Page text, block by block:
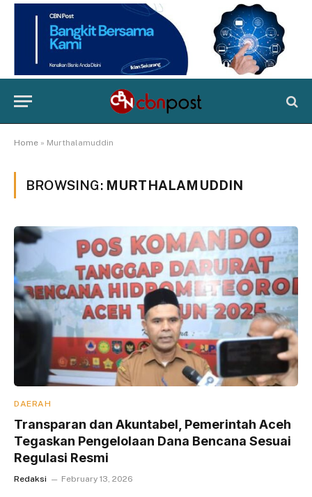
Home » Murthalamuddin
BROWSING: MURTHALAMUDDIN
DAERAH
Transparan dan Akuntabel, Pemerintah Aceh
Tegaskan Pengelolaan Dana Bencana Sesuai
Regulasi Resmi
Redaksi February 13, 2026